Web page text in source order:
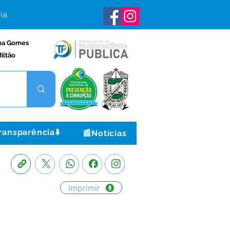
Gomes
📰Notícias
Imprimir